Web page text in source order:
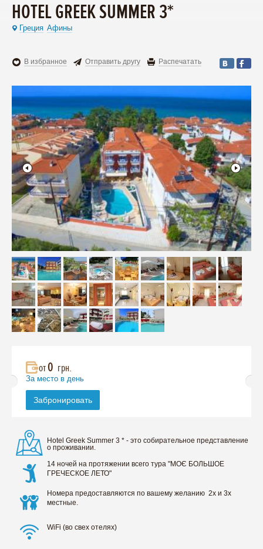
HOTEL GREEK SUMMER 3*
Греция Афины
В избранное Отправить другу Распечатать
от0 грн.
За место в день
Забронировать
Hotel Greek Summer 3 * - это собирательное представление
о проживании.
14 ночей на протяжении всего тура "МОЄ БОЛЬШОЕ
ГРЕЧЕСКОЕ ЛЕТО"
Номера предоставляются по вашему желанию 2х и 3х
местные.
WiFi (во свех отелях)